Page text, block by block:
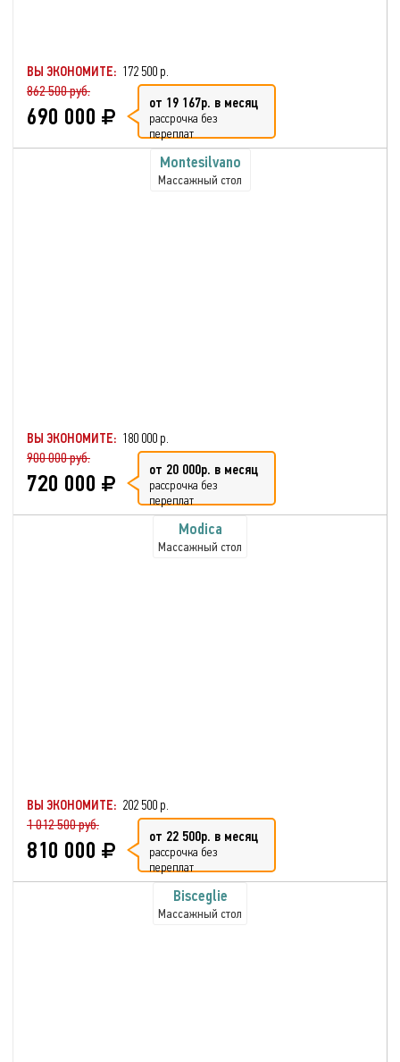
ВЫ ЭКОНОМИТЕ: 172 500 р.
862 500 руб.
690 000 от 19 167р. в месяц
рассрочка без
переплат
Montesilvano
Массажный стол
ВЫ ЭКОНОМИТЕ: 180 000 р.
900 000 руб.
720 000 от 20 000р. в месяц
рассрочка без
переплат
Modica
Массажный стол
ВЫ ЭКОНОМИТЕ: 202 500 р.
1 012 500 руб.
810 000 от 22 500р. в месяц
рассрочка без
переплат
Bisceglie
Массажный стол